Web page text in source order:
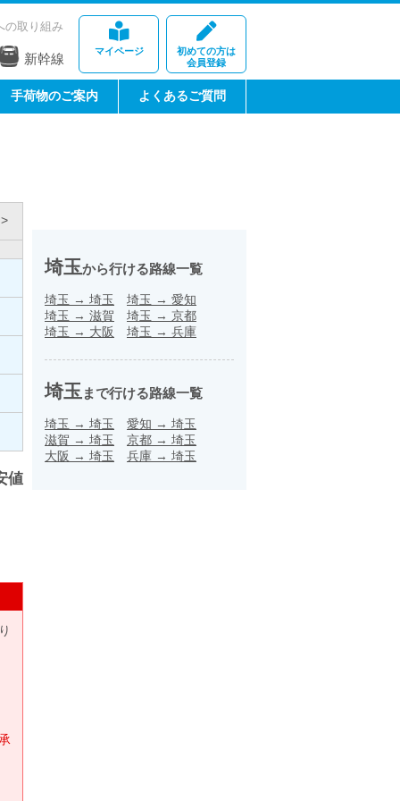
マイページ
初めての方は
会員登録
の取り組み
新幹線
手荷物のご案内 よくあるご質問
値
埼玉から行ける路線一覧
埼玉 → 埼玉 埼玉 → 愛知
埼玉 → 滋賀 埼玉 → 京都
埼玉 → 大阪 埼玉 → 兵庫
埼玉 まで行ける路線一覧
埼玉 → 埼玉 愛知 → 埼玉
滋賀 → 埼玉 京都 → 埼玉
大阪 → 埼玉 兵庫 → 埼玉